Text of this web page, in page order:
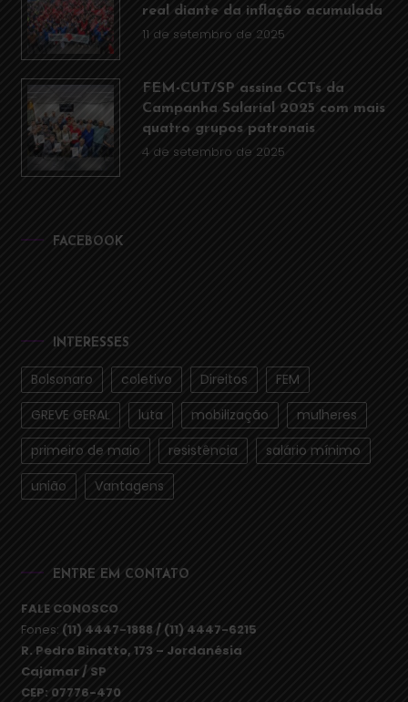
real diante da inflação acumulada
11 de setembro de 2025
FEM-CUT/SP assina CCTs da
Campanha Salarial 2025 com mais
quatro grupos patronais
4 de setembro de 2025
FACEBOOK
INTERESSES
Bolsonaro coletivo Direitos
FEM
GREVE GERAL
luta mobilização
mulheres
primeiro de maio
resistência
salário mínimo
união
Vantagens
ENTRE EM CONTATO
FALE CONOSCO
Fones: (11) 4447-1888 / (11) 4447-6215
R. Pedro Binatto, 173 – Jordanésia
Cajamar / SP
CEP: 07776-470